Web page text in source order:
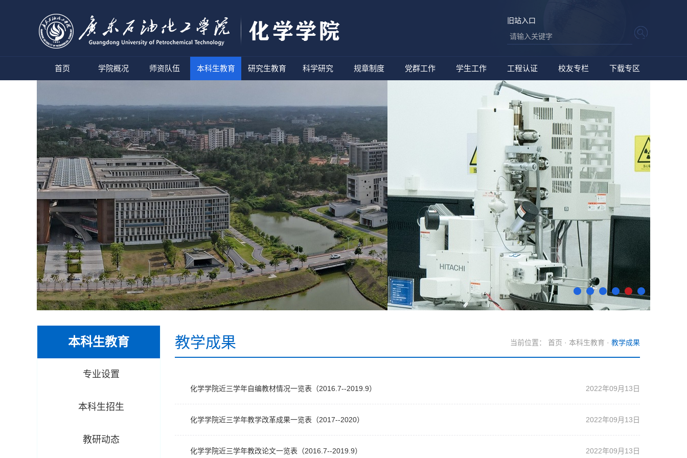
旧站入口
首页 学院概况 师资队伍 本科生教育 研究生教育 科学研究 规章制度 党群工作 学生工作 工程认证 校友专栏 下载专区
本科生教育
专业设置
本科生招生
教研动态
当前位置： 首页 · 本科生教育 · 教学成果
教学成果
2022年09月13日
化学学院近三学年自编教材情况一览表（2016.7--2019.9）
2022年09月13日
化学学院近三学年教学改革成果一览表（2017--2020）
2022年09月13日
化学学院近三学年教改论文一览表（2016.7--2019.9）